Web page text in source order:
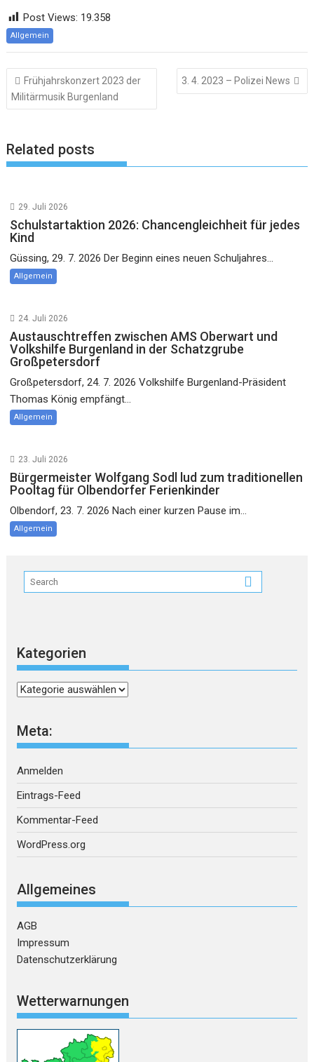
Post Views: 19.358
Allgemein
Beitragsnavigation
Frühjahrskonzert 2023 der
Militärmusik Burgenland
3. 4. 2023 – Polizei News
Related posts
29. Juli 2026
Schulstartaktion 2026: Chancengleichheit für jedes
Kind
Güssing, 29. 7. 2026 Der Beginn eines neuen Schuljahres...
Allgemein
24. Juli 2026
Austauschtreffen zwischen AMS Oberwart und
Volkshilfe Burgenland in der Schatzgrube
Großpetersdorf
Großpetersdorf, 24. 7. 2026 Volkshilfe Burgenland-Präsident
Thomas König empfängt...
Allgemein
23. Juli 2026
Bürgermeister Wolfgang Sodl lud zum traditionellen
Pooltag für Olbendorfer Ferienkinder
Olbendorf, 23. 7. 2026 Nach einer kurzen Pause im...
Allgemein
Kategorien
Kategorien
Meta:
Anmelden
Eintrags-Feed
Kommentar-Feed
WordPress.org
Allgemeines
AGB
Impressum
Datenschutzerklärung
Wetterwarnungen